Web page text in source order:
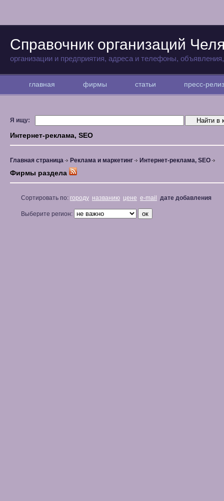
Справочник организаций
организации и предприятия, адреса и телефоны,
главная фирмы статьи пресс-
Я ищу:
Интернет-реклама, SEO
Главная страница Реклама и маркетинг Интернет-реклама, SEO
Фирмы раздела
Сортировать по: городу названию цене e-mail дате добавления
Выберите регион: